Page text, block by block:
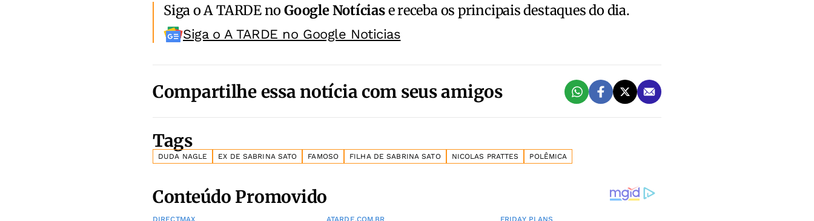
Siga o A TARDE noGoogle Notíciase receba os principais destaques do dia.
Siga o A TARDE no Google Noticias
Compartilhe essa notícia com seus amigos
Tags
DUDA NAGLE EX DE SABRINA SATO FAMOSO FILHA DE SABRINA SATO NICOLAS PRATTES POLÊMICA